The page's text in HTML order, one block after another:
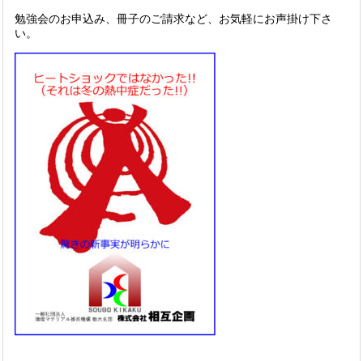
勉強会のお申込み、冊子のご請求など、お気軽にお声掛け下さ
い。